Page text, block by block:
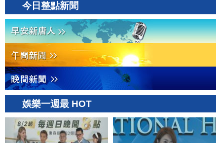
今日整點新聞
娛樂一週最 HOT